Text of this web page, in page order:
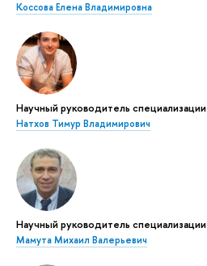
Коссова Елена Владимировна
Научный руководитель специализации
Натхов Тимур Владимирович
Научный руководитель специализации
Мамута Михаил Валерьевич